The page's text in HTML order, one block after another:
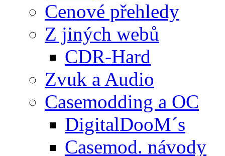
Cenové přehledy
Z jiných webů
CDR-Hard
Zvuk a Audio
Casemodding a OC
DigitalDooM´s
Casemod. návody